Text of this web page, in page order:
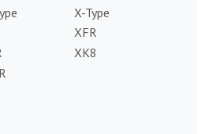
X-Type
XFR
XK8